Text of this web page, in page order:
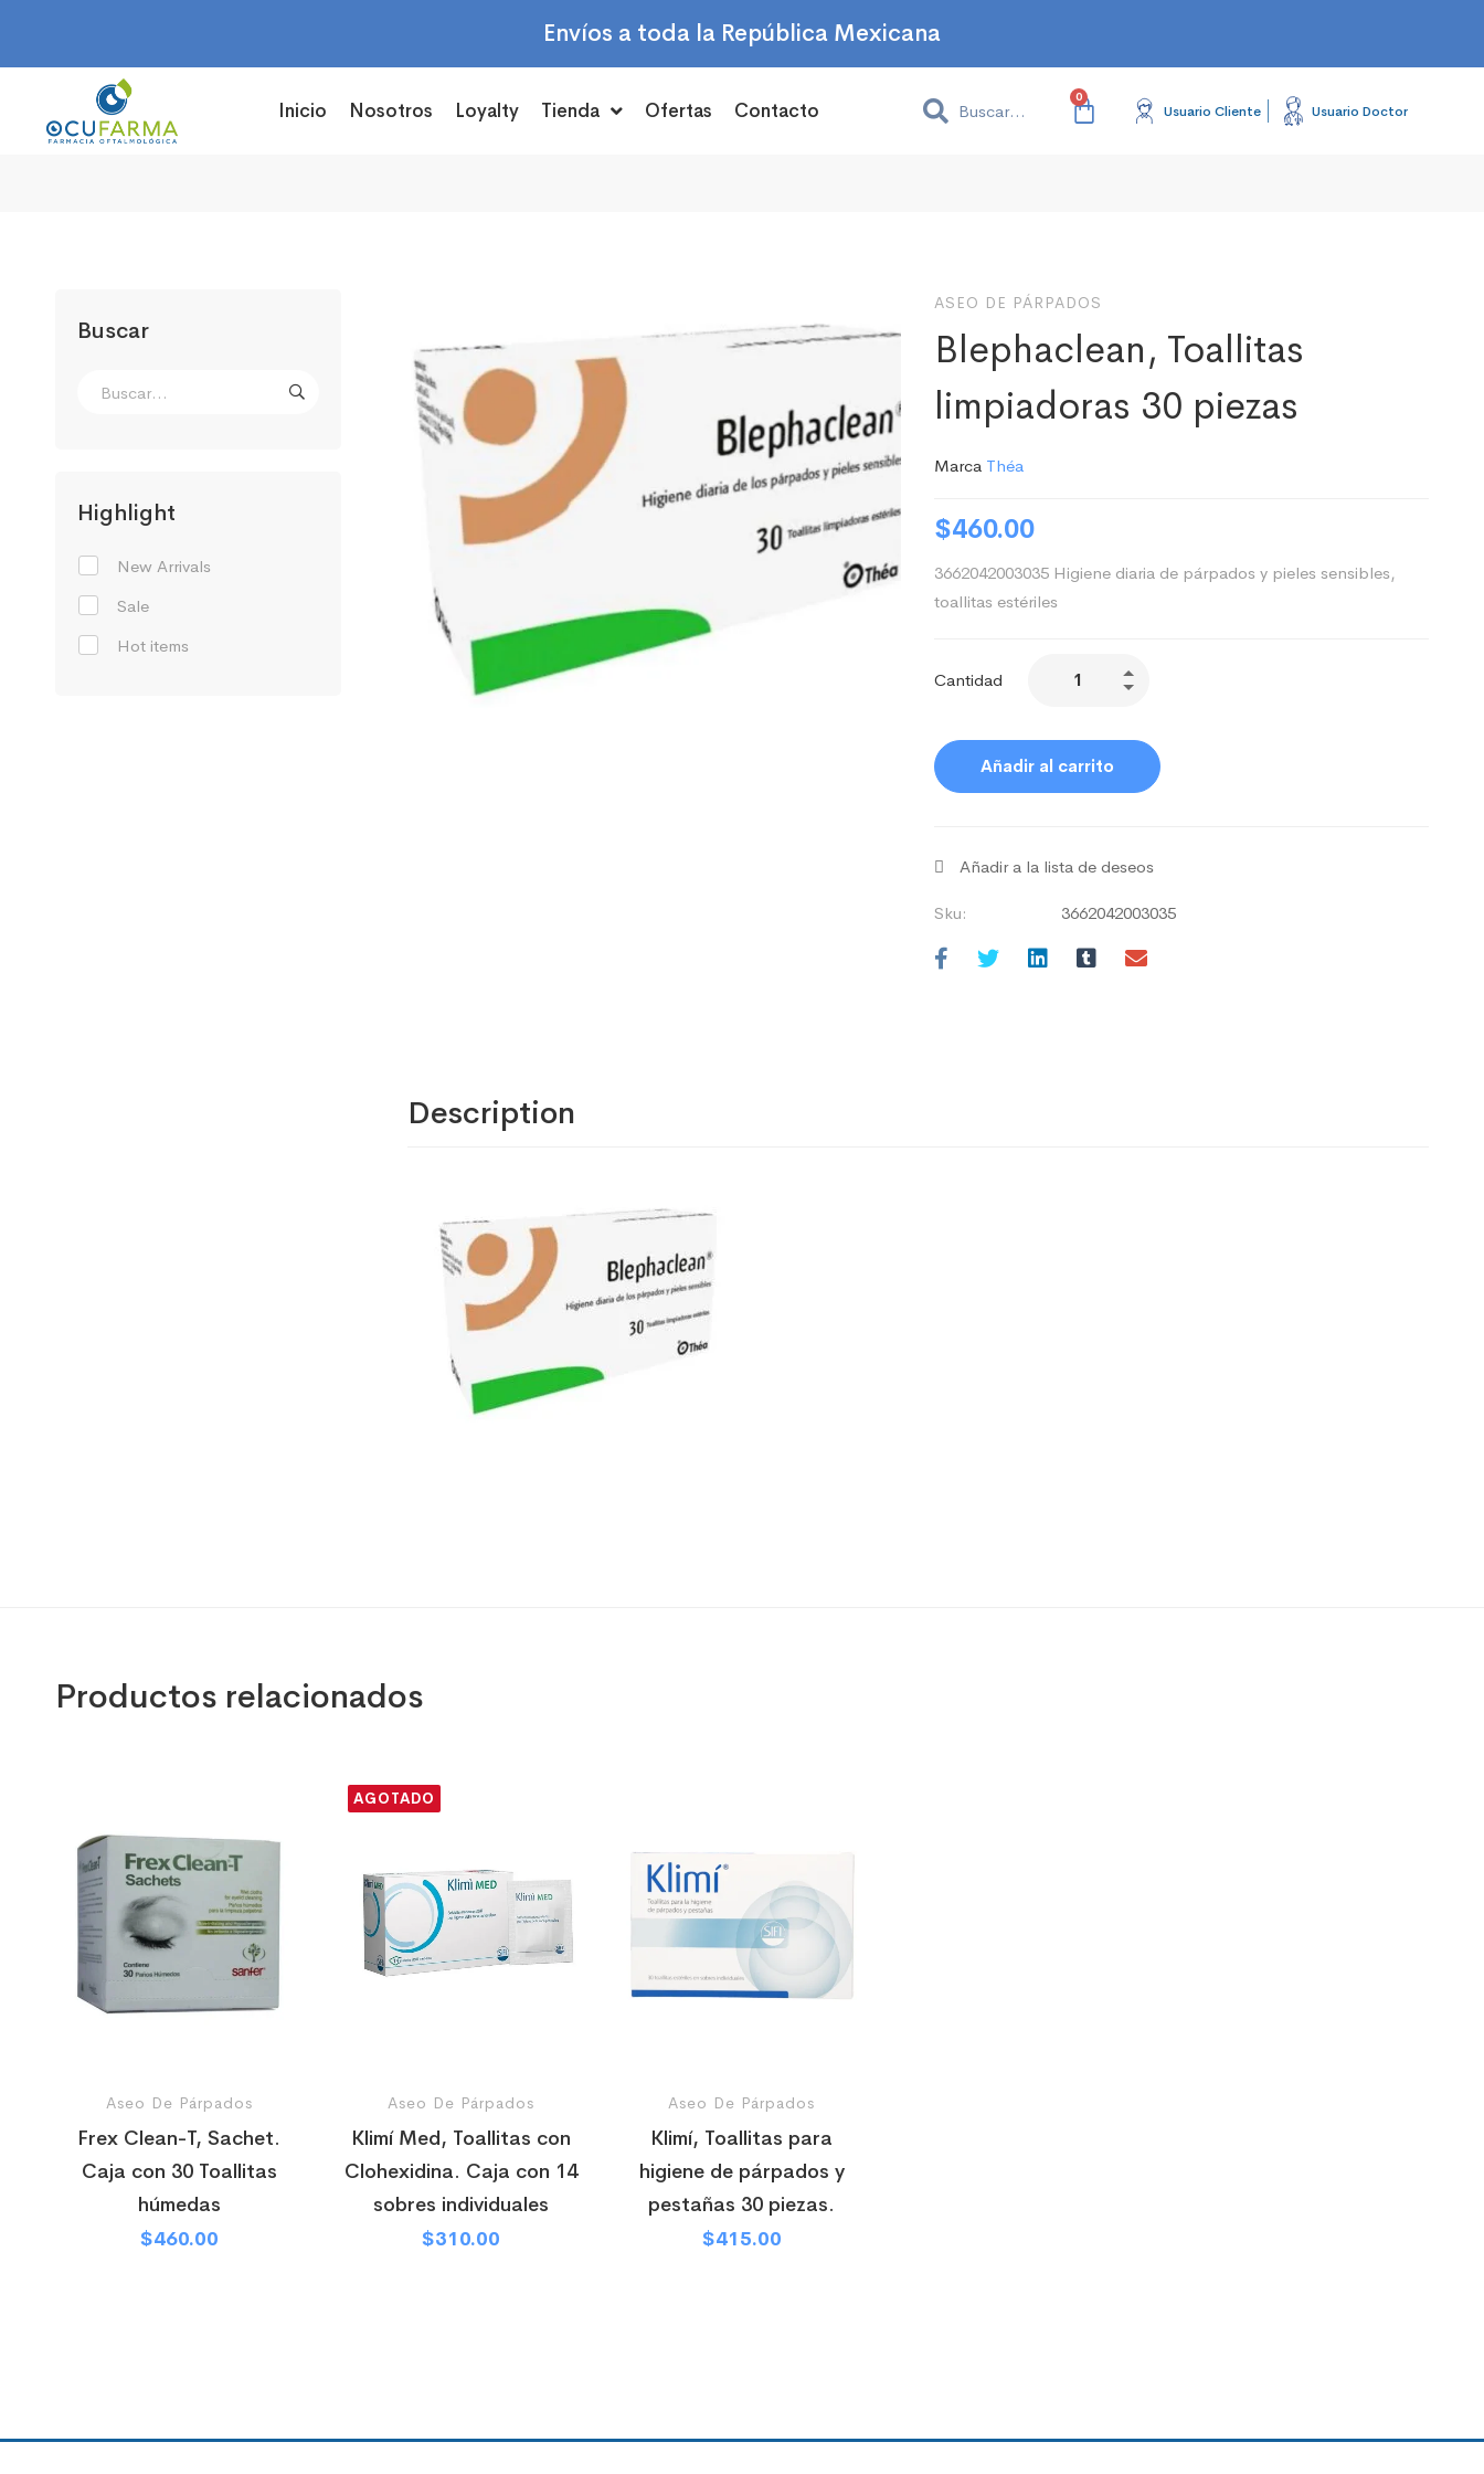
Envíos a toda la República Mexicana
Inicio Nosotros Loyalty Tienda Ofertas Contacto Usuario Cliente Usuario Doctor
Buscar
Highlight
New Arrivals
Sale
Hot items
ASEO DE PÁRPADOS
Blephaclean, Toallitas
limpiadoras 30 piezas
Marca Théa
$460.00
3662042003035 Higiene diaria de párpados y pieles sensibles,
toallitas estériles
Cantidad
Añadir al carrito
Añadir a la lista de deseos
Sku: 3662042003035
Description
Productos relacionados
Aseo De Párpados
Frex Clean-T, Sachet.
Caja con 30 Toallitas
húmedas
$460.00
AGOTADO
Aseo De Párpados
Klimí Med, Toallitas con
Clohexidina. Caja con 14
sobres individuales
$310.00
Aseo De Párpados
Klimí, Toallitas para
higiene de párpados y
pestañas 30 piezas.
$415.00